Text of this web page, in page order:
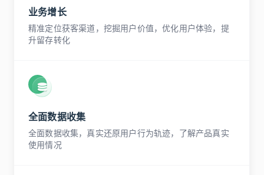
业务增长
精准定位获客渠道，挖掘用户价值，优化用户体验，提
升留存转化
全面数据收集
全面数据收集，真实还原用户行为轨迹，了解产品真实
使用情况